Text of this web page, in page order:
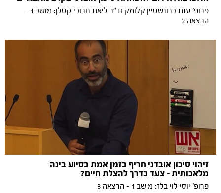
פרופ' ענת ברונשטיין קלומק וד"ר ליאת חרובי קטלן: מושב 1 -
הרצאה 2
זיהוי סיכון אובדני חריף בזמן אמת בסיוע בינה
מלאכותית - צעד בדרך להצלת חיים?
פרופ' יוסי לוי בלז: מושב 1 - הרצאה 3